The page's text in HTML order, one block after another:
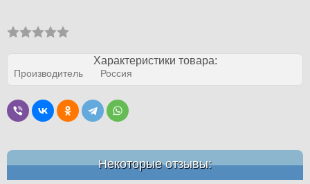
Характеристики товара:
Производитель Россия
Некоторые отзывы: